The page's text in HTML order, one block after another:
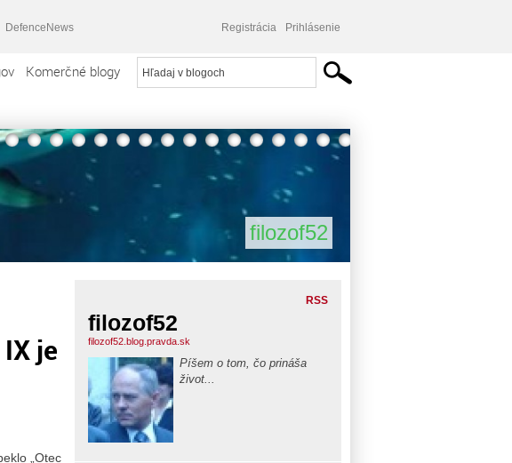
DefenceNews Registrácia Prihlásenie
Komerčné blogy
filozof52
je
„Otec
RSS
filozof52
filozof52.blog.pravda.sk
Píšem o tom, čo prináša
život...